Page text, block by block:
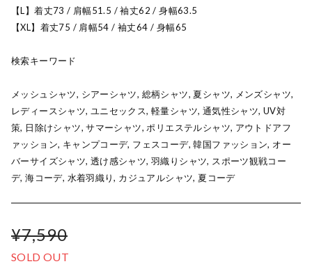
【L】着丈73 / 肩幅51.5 / 袖丈62 / 身幅63.5
【XL】着丈75 / 肩幅54 / 袖丈64 / 身幅65
検索キーワード
メッシュシャツ, シアーシャツ, 総柄シャツ, 夏シャツ, メンズシャツ,
レディースシャツ, ユニセックス, 軽量シャツ, 通気性シャツ, UV対
策, 日除けシャツ, サマーシャツ, ポリエステルシャツ, アウトドアフ
ァッション, キャンプコーデ, フェスコーデ, 韓国ファッション, オー
バーサイズシャツ, 透け感シャツ, 羽織りシャツ, スポーツ観戦コー
デ, 海コーデ, 水着羽織り, カジュアルシャツ, 夏コーデ
¥7,590
SOLD OUT